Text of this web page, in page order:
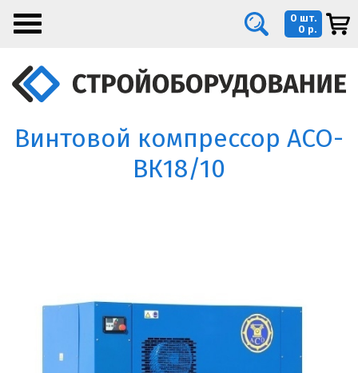
0 шт.
0 р.
Винтовой компрессор АСО-
ВК18/10